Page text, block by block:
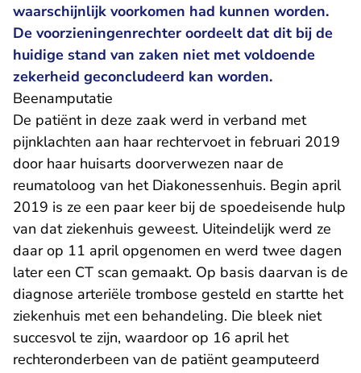
waarschijnlijk voorkomen had kunnen worden.
De voorzieningenrechter oordeelt dat dit bij de
huidige stand van zaken niet met voldoende
zekerheid geconcludeerd kan worden.
Beenamputatie
De patiënt in deze zaak werd in verband met
pijnklachten aan haar rechtervoet in februari 2019
door haar huisarts doorverwezen naar de
reumatoloog van het Diakonessenhuis. Begin april
2019 is ze een paar keer bij de spoedeisende hulp
van dat ziekenhuis geweest. Uiteindelijk werd ze
daar op 11 april opgenomen en werd twee dagen
later een CT scan gemaakt. Op basis daarvan is de
diagnose arteriële trombose gesteld en startte het
ziekenhuis met een behandeling. Die bleek niet
succesvol te zijn, waardoor op 16 april het
rechteronderbeen van de patiënt geamputeerd